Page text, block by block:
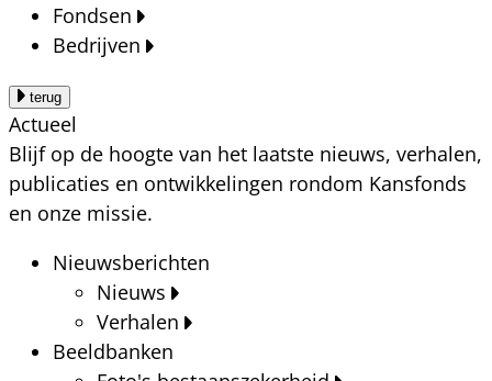
Fondsen
Bedrijven
terug
Actueel
Blijf op de hoogte van het laatste nieuws, verhalen,
publicaties en ontwikkelingen rondom Kansfonds
en onze missie.
Nieuwsberichten
Nieuws
Verhalen
Beeldbanken